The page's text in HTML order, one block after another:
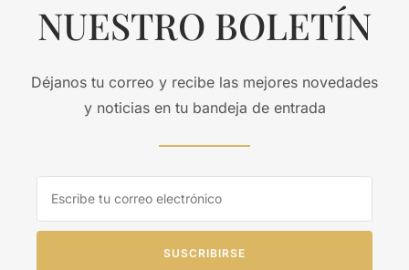
NUESTRO BOLETÍN
Déjanos tu correo y recibe las mejores novedades
y noticias en tu bandeja de entrada
SUSCRIBIRSE